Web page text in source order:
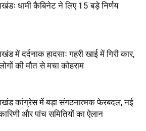
धामी कैबिनेट ने लिए 15 बड़े निर्णय
में दर्दनाक हादसाः गहरी खाई में गिरी कार,
की मौत से मचा कोहराम
कांग्रेस में बड़ा संगठनात्मक फेरबदल, नई
और पांच समितियों का ऐलान